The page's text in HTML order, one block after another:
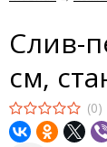
Слив-
см,
(0)